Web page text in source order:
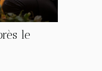
le